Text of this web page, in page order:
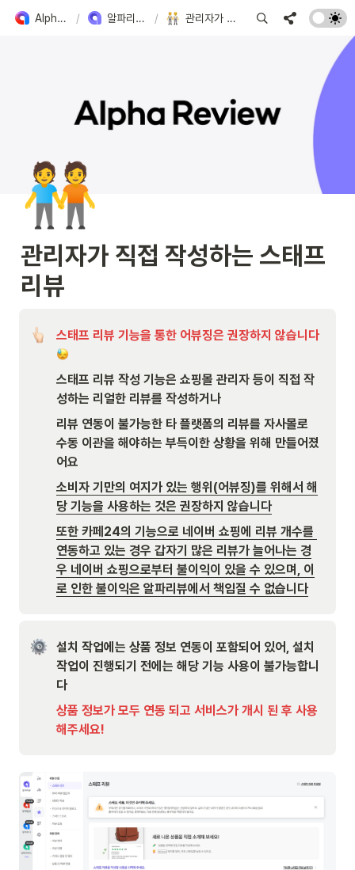
Alpha Apps 도입 가이드 / 알파리뷰 주요 기능 확인하기 / 관리자가 직접 작성하는 스태프 리뷰
🧑‍🤝‍🧑
관리자가 직접 작성하는 스태프
리뷰
스태프 리뷰 기능을 통한 어뷰징은 권장하지 않습니다
스태프 리뷰 작성 기능은 쇼핑몰 관리자 등이 직접 작
성하는 리얼한 리뷰를 작성하거나
리뷰 연동이 불가능한 타 플랫폼의 리뷰를 자사몰로
수동 이관을 해야하는 부득이한 상황을 위해 만들어졌
어요
소비자 기만의 여지가 있는 행위(어뷰징)를 위해서 해
당 기능을 사용하는 것은 권장하지 않습니다
또한 카페24의 기능으로 네이버 쇼핑에 리뷰 개수를
연동하고 있는 경우 갑자기 많은 리뷰가 늘어나는 경
우 네이버 쇼핑으로부터 불이익이 있을 수 있으며, 이
로 인한 불이익은 알파리뷰에서 책임질 수 없습니다
설치 작업에는 상품 정보 연동이 포함되어 있어, 설치
작업이 진행되기 전에는 해당 기능 사용이 불가능합니
다
상품 정보가 모두 연동 되고 서비스가 개시 된 후 사용
해주세요!